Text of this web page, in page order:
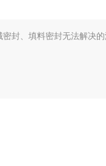
封、填料密封无法解决